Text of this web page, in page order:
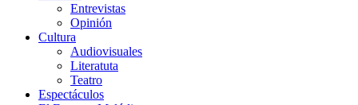
Entrevistas
Opinión
Cultura
Audiovisuales
Literatuta
Teatro
Espectáculos